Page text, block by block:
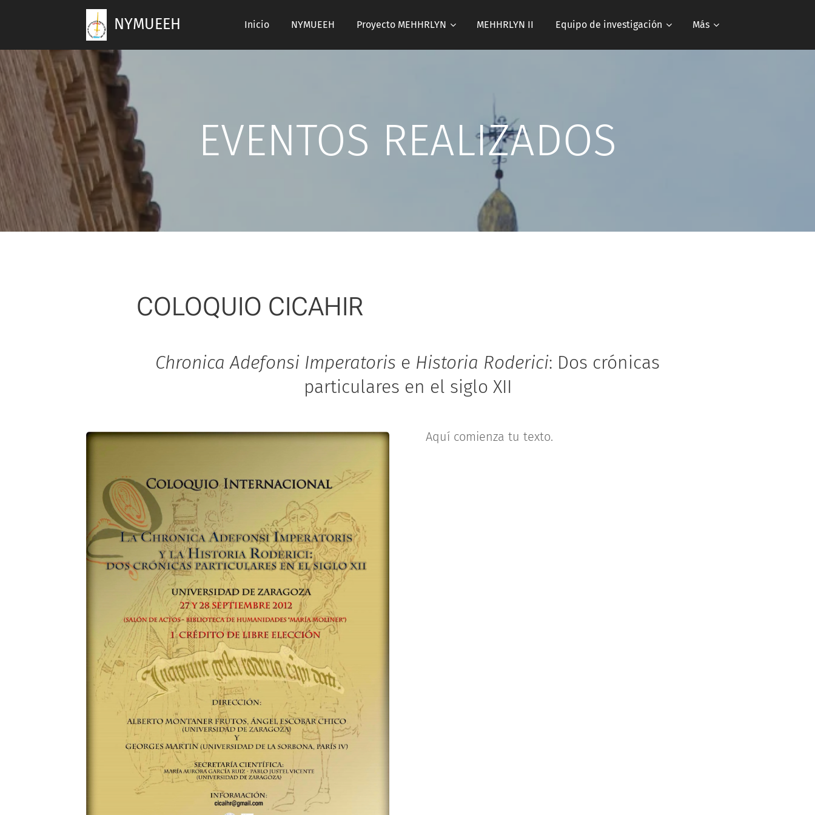
NYMUEEH Inicio NYMUEEH Proyecto MEHHRLYN MEHHRLYN II Equipo de investigación Más
EVENTOS REALIZADOS
COLOQUIO CICAHIR
Chronica Adefonsi Imperatoris e Historia Roderici: Dos crónicas
particulares en el siglo XII
Aquí comienza tu texto.